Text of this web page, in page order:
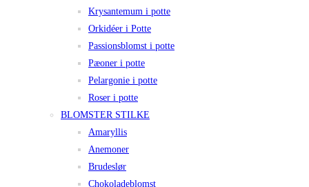
Krysantemum i potte
Orkidéer i Potte
Passionsblomst i potte
Pæoner i potte
Pelargonie i potte
Roser i potte
BLOMSTER STILKE
Amaryllis
Anemoner
Brudeslør
Chokoladeblomst